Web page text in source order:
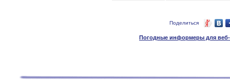
Поделиться
Погодные информеры для веб-